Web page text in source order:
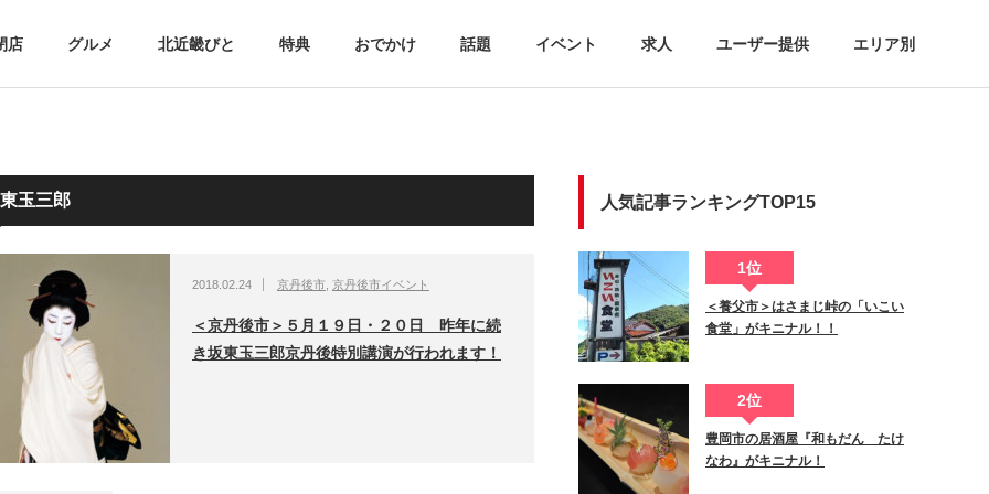
店 グルメ 北近畿びと 特典 おでかけ 話題 イベント 求人 ユーザー提供 エリア別
玉三郎
2018.02.24 京丹後市 京丹後市イベント
＜京丹後市＞５月１９日・２０日 昨年に続
き坂東玉三郎京丹後特別講演が行われます！
人気記事ランキングTOP15
1位
＜養父市＞はさまじ峠の「いこい
食堂」がキニナル！！
2位
豊岡市の居酒屋『和もだん たけ
なわ』がキニナル！